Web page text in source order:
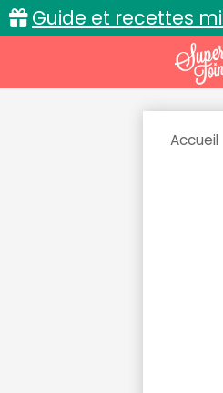
Guide et recettes
Accueil